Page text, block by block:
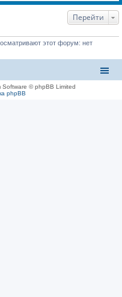
Перейти
этот форум: нет
Software © phpBB Limited
phpBB